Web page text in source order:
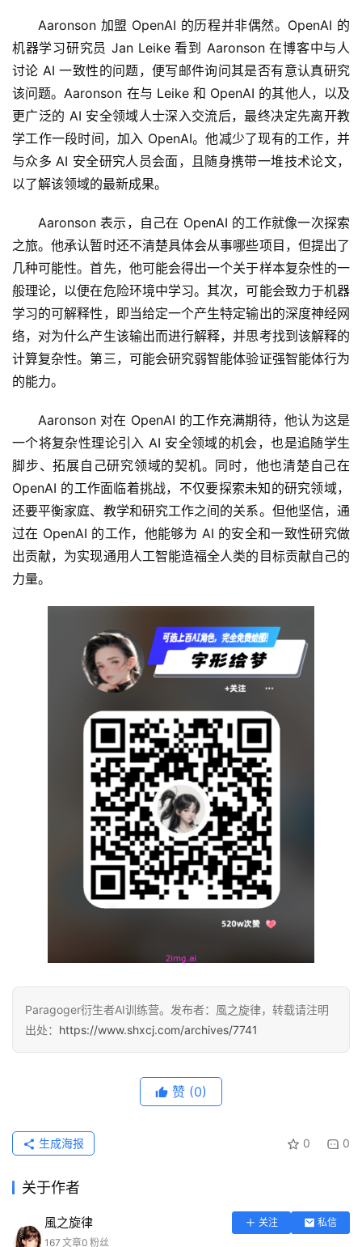
Aaronson 加盟 OpenAI 的历程并非偶然。OpenAI 的
机器学习研究员 Jan Leike 看到 Aaronson 在博客中与人
讨论 AI 一致性的问题，便写邮件询问其是否有意认真研究
该问题。Aaronson 在与 Leike 和 OpenAI 的其他人，以及
更广泛的 AI 安全领域人士深入交流后，最终决定先离开教
学工作一段时间，加入 OpenAI。他减少了现有的工作，并
与众多 AI 安全研究人员会面，且随身携带一堆技术论文，
以了解该领域的最新成果。
Aaronson 表示，自己在 OpenAI 的工作就像一次探索
之旅。他承认暂时还不清楚具体会从事哪些项目，但提出了
几种可能性。首先，他可能会得出一个关于样本复杂性的一
般理论，以便在危险环境中学习。其次，可能会致力于机器
学习的可解释性，即当给定一个产生特定输出的深度神经网
络，对为什么产生该输出而进行解释，并思考找到该解释的
计算复杂性。第三，可能会研究弱智能体验证强智能体行为
的能力。
Aaronson 对在 OpenAI 的工作充满期待，他认为这是
一个将复杂性理论引入 AI 安全领域的机会，也是追随学生
脚步、拓展自己研究领域的契机。同时，他也清楚自己在
OpenAI 的工作面临着挑战，不仅要探索未知的研究领域，
还要平衡家庭、教学和研究工作之间的关系。但他坚信，通
过在 OpenAI 的工作，他能够为 AI 的安全和一致性研究做
出贡献，为实现通用人工智能造福全人类的目标贡献自己的
力量。
Paragoger衍生者AI训练营。发布者：風之旋律，转载请注明
出处： https://www.shxcj.com/archives/7741
赞 (0)
0 0
生成海报
关于作者
風之旋律 关注
私信
167 文章0 粉丝